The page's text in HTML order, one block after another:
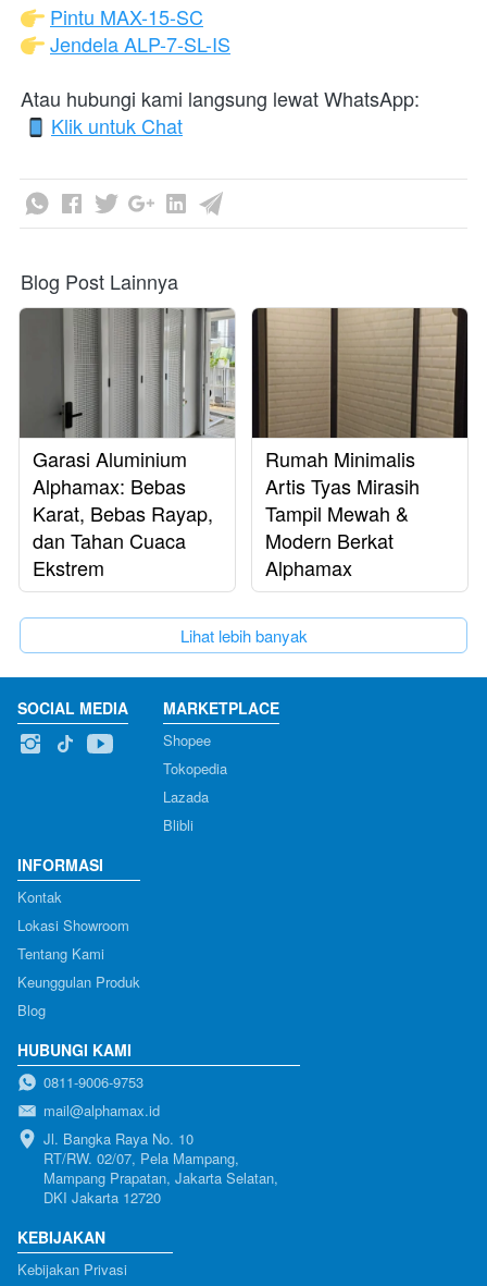
Pintu MAX-15-SC
Jendela ALP-7-SL-IS
Atau hubungi kami langsung lewat WhatsApp:
Klik untuk Chat
Blog Post Lainnya
Garasi Aluminium
Alphamax: Bebas
Karat, Bebas Rayap,
dan Tahan Cuaca
Ekstrem
Rumah Minimalis
Artis Tyas Mirasih
Tampil Mewah &
Modern Berkat
Alphamax
`Lihat lebih banyak
SOCIAL MEDIA MARKETPLACE
Shopee
Tokopedia
Lazada
Blibli
INFORMASI
Kontak
Lokasi Showroom
Tentang Kami
Keunggulan Produk
Blog
HUBUNGI KAMI
0811-9006-9753
mail@alphamax.id
Jl. Bangka Raya No. 10
RT/RW. 02/07, Pela Mampang,
Mampang Prapatan, Jakarta Selatan,
DKI Jakarta 12720
KEBIJAKAN
Kebijakan Privasi